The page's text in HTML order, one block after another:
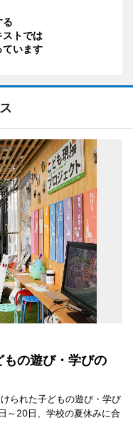
る
ストでは
ています
の遊び・学びの
られた子どもの遊び・学び
～20日、学校の夏休みに合